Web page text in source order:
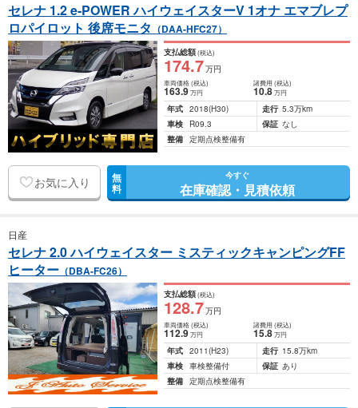
セレナ 1.2 e-POWER ハイウェイスターV 1オナ エマブレプ
ロパイロット 後席モニタ （DAA-HFC27）
支払総額(税込)
174.7万円
車両価格(税込)
163.9万円
諸費用 (税込)
10.8 万円
年式 2018(H30) 走行 5.3万km
車検
R09.3 保証 なし
整備 定期点検整備有
お気に入り 無
料
今すぐ
在庫確認・見積依頼
日産
セレナ 2.0 ハイウェイスター ミスティックキャンピングFF
ヒーター （DBA-FC26）
支払総額(税込)
128.7万円
車両価格(税込)
112.9万円
諸費用 (税込)
15.8 万円
年式 2011(H23) 走行 15.8万km
車検 車検整備付 保証 あり
整備 定期点検整備有